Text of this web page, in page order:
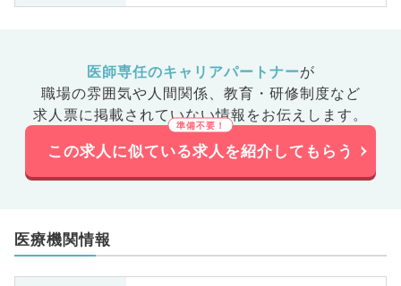
医師専任のキャリアパートナーが
職場の雰囲気や人間関係、 教育・研修制度など
求人票に掲載されていない情報をお伝えします。
この求人に似ている求人を紹介してもらう
医療機関情報